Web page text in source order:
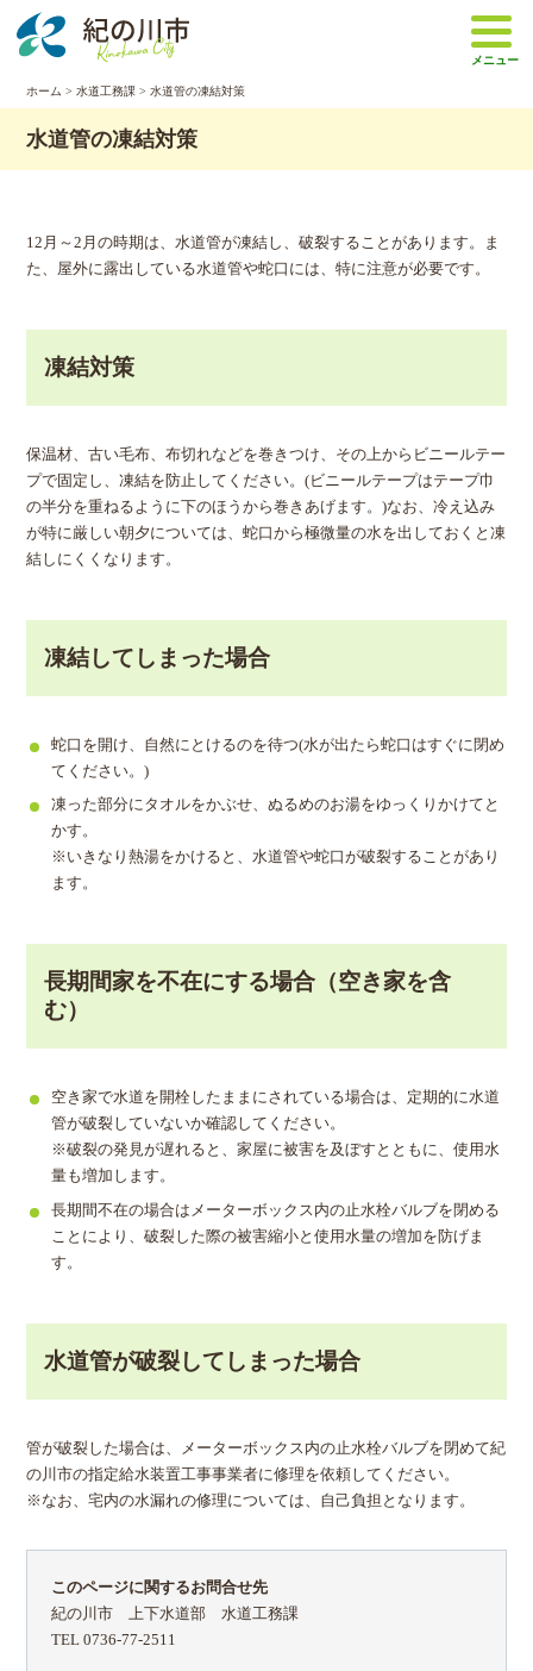
メニュー
ホーム >水道工務課 > 水道管の凍結対策
水道管の凍結対策
12月～2月の時期は、水道管が凍結し、破裂することがあります。ま
た、屋外に露出している水道管や蛇口には、特に注意が必要です。
凍結対策
保温材、古い毛布、布切れなどを巻きつけ、その上からビニールテー
プで固定し、凍結を防止してください。(ビニールテープはテープ巾
の半分を重ねるように下のほうから巻きあげます。)なお、冷え込み
が特に厳しい朝夕については、蛇口から極微量の水を出しておくと凍
結しにくくなります。
凍結してしまった場合
蛇口を開け、自然にとけるのを待つ(水が出たら蛇口はすぐに閉め
てください。)
凍った部分にタオルをかぶせ、ぬるめのお湯をゆっくりかけてと
かす。
※いきなり熱湯をかけると、水道管や蛇口が破裂することがあり
ます。
長期間家を不在にする場合（空き家を含
む）
空き家で水道を開栓したままにされている場合は、定期的に水道
管が破裂していないか確認してください。
※破裂の発見が遅れると、家屋に被害を及ぼすとともに、使用水
量も増加します。
長期間不在の場合はメーターボックス内の止水栓バルブを閉める
ことにより、破裂した際の被害縮小と使用水量の増加を防げま
す。
水道管が破裂してしまった場合
管が破裂した場合は、メーターボックス内の止水栓バルブを閉めて紀
の川市の指定給水装置工事事業者に修理を依頼してください。
※なお、宅内の水漏れの修理については、自己負担となります。
このページに関するお問合せ先
紀の川市 上下水道部 水道工務課
TEL 0736-77-2511